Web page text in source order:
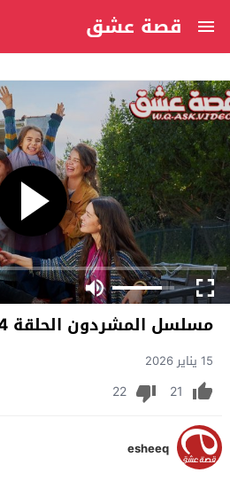
قصة عشق
مسلسل المشردون الحلقة 44 مترجم
15 يناير 2026
21
22
esheeq